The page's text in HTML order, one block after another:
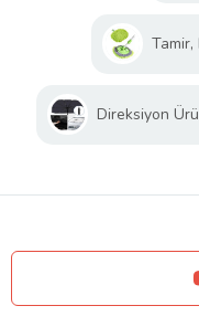
Tamir,
Direksiyon